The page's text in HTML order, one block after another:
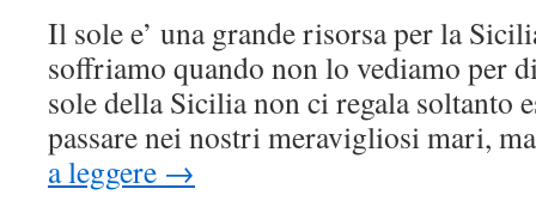
Il sole e’ una grande risorsa per la
soffriamo quando non lo vediamo
sole della Sicilia non ci regala soltanto
passare nei nostri meravigliosi mari,
a leggere →